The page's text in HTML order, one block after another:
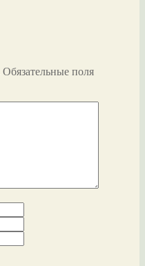
Обязательные поля